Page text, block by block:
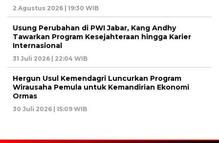
2 Agustus 2026 | 19:30 WIB
Usung Perubahan di PWI Jabar, Kang Andhy
Tawarkan Program Kesejahteraan hingga Karier
Internasional
31 Juli 2026 | 22:04 WIB
Hergun Usul Kemendagri Luncurkan Program
Wirausaha Pemula untuk Kemandirian Ekonomi
Ormas
30 Juli 2026 | 15:09 WIB